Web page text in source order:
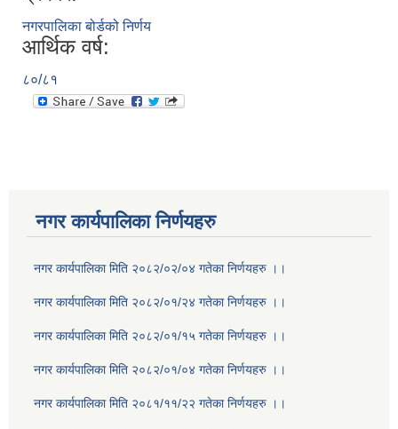
नगरपालिका बोर्डको निर्णय
आर्थिक वर्ष:
८०/८१
नगर कार्यपालिका निर्णयहरु
नगर कार्यपालिका मिति २०८२/०२/०४ गतेका निर्णयहरु ।।
नगर कार्यपालिका मिति २०८२/०१/२४ गतेका निर्णयहरु ।।
नगर कार्यपालिका मिति २०८२/०१/१५ गतेका निर्णयहरु ।।
नगर कार्यपालिका मिति २०८२/०१/०४ गतेका निर्णयहरु ।।
नगर कार्यपालिका मिति २०८१/११/२२ गतेका निर्णयहरु ।।